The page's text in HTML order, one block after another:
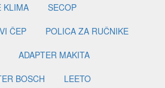
KLIMA
SECOP
ČEP
POLICA ZA RUČNIKE
ADAPTER MAKITA
BOSCH
LEETO